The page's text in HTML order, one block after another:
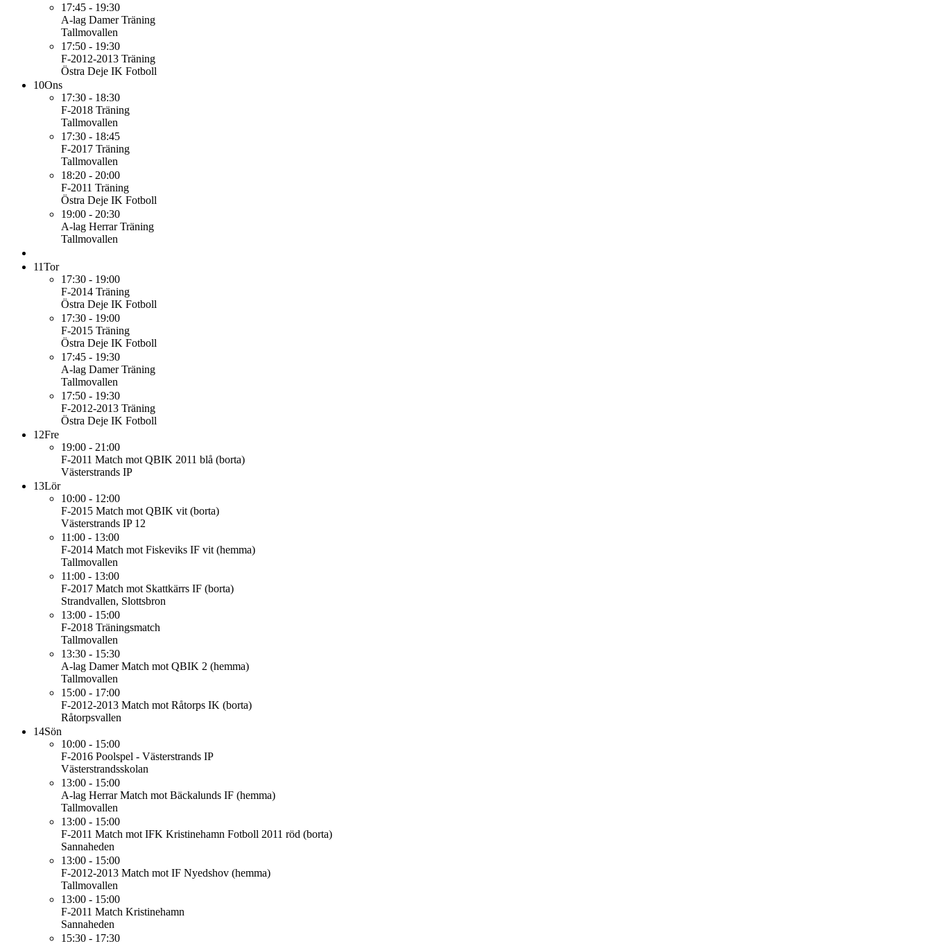
17:45 - 19:30
A-lag Damer Träning
Tallmovallen
17:50 - 19:30
F-2012-2013 Träning
Östra Deje IK Fotboll
10Ons
17:30 - 18:30
F-2018 Träning
Tallmovallen
17:30 - 18:45
F-2017 Träning
Tallmovallen
18:20 - 20:00
F-2011 Träning
Östra Deje IK Fotboll
19:00 - 20:30
A-lag Herrar Träning
Tallmovallen
11Tor
17:30 - 19:00
F-2014 Träning
Östra Deje IK Fotboll
17:30 - 19:00
F-2015 Träning
Östra Deje IK Fotboll
17:45 - 19:30
A-lag Damer Träning
Tallmovallen
17:50 - 19:30
F-2012-2013 Träning
Östra Deje IK Fotboll
12Fre
19:00 - 21:00
F-2011 Match mot QBIK 2011 blå (borta)
Västerstrands IP
13Lör
10:00 - 12:00
F-2015 Match mot QBIK vit (borta)
Västerstrands IP 12
11:00 - 13:00
F-2014 Match mot Fiskeviks IF vit (hemma)
Tallmovallen
11:00 - 13:00
F-2017 Match mot Skattkärrs IF (borta)
Strandvallen, Slottsbron
13:00 - 15:00
F-2018 Träningsmatch
Tallmovallen
13:30 - 15:30
A-lag Damer Match mot QBIK 2 (hemma)
Tallmovallen
15:00 - 17:00
F-2012-2013 Match mot Råtorps IK (borta)
Råtorpsvallen
14Sön
10:00 - 15:00
F-2016 Poolspel - Västerstrands IP
Västerstrandsskolan
13:00 - 15:00
A-lag Herrar Match mot Bäckalunds IF (hemma)
Tallmovallen
13:00 - 15:00
F-2011 Match mot IFK Kristinehamn Fotboll 2011 röd (borta)
Sannaheden
13:00 - 15:00
F-2012-2013 Match mot IF Nyedshov (hemma)
Tallmovallen
13:00 - 15:00
F-2011 Match Kristinehamn
Sannaheden
15:30 - 17:30